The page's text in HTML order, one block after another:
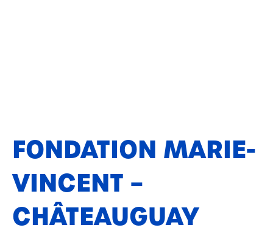
FONDATION MARIE-
VINCENT –
CHÂTEAUGUAY